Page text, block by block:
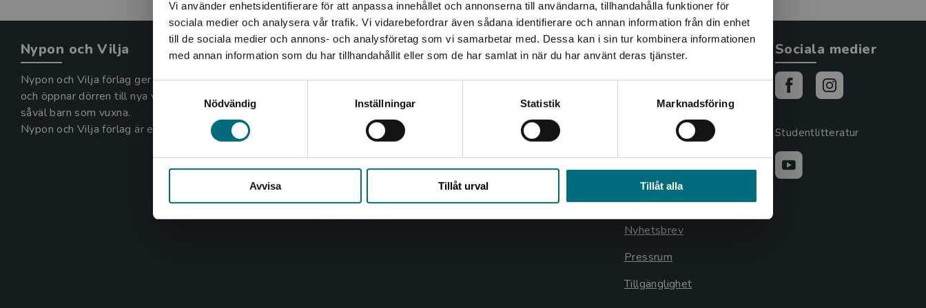
Vi använder enhetsidentifierare för att anpassa innehållet och annonserna till användarna, tillhandahålla funktioner för
sociala medier och analysera vår trafik. Vi vidarebefordrar även sådana identifierare och annan information från din enhet
till de sociala medier och annons- och analysföretag som vi samarbetar med. Dessa kan i sin tur kombinera informationen
med annan information som du har tillhandahållit eller som de har samlat in när du har använt deras tjänster.
Nödvändig
Inställningar Statistik Marknadsföring
Avvisa Tillåt urval Tillåt alla
Det verkar som att du besöker nyponochviljaforlag.se via
en enhet utanför Sverige. Vi erbjuder inte leveranser
utanför Sverige. För att kunna slutföra ett köp måste
leveransadressen vara i Sverige.
Nypon och Vilja
Nypon och Vilja förlag ger ut böcker som väcker läslust
och öppnar dörren till nya världar och möjligheter för
såväl barn som vuxna.
Nypon och Vilja förlag är en del av Studentlitteratur.
Kontakta oss
Kontakta oss
046-31 20 00
Box 141
Åkergränden 1
226 60 Lund
Kundservice
Kontakta kundservice
046-31 21 00
Frågor och svar
Köpvillkor
Allmänna länkar
Om oss
Cookies
Cookieinställningar
GDPR och
personuppgifter
Lediga tjänster
Nyhetsbrev
Pressrum
Tillgänglighet
Sociala medier
Studentlitteratur